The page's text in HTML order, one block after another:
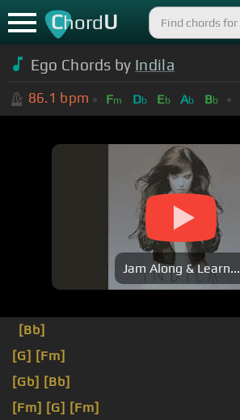
ChordU
Ego Chords by Indila
86.1 bpm Fm Db Eb Ab Bb
Jam Along & Learn...
[Bb]
[G] [Fm]
[Gb] [Bb]
[Fm] [G] [Fm]